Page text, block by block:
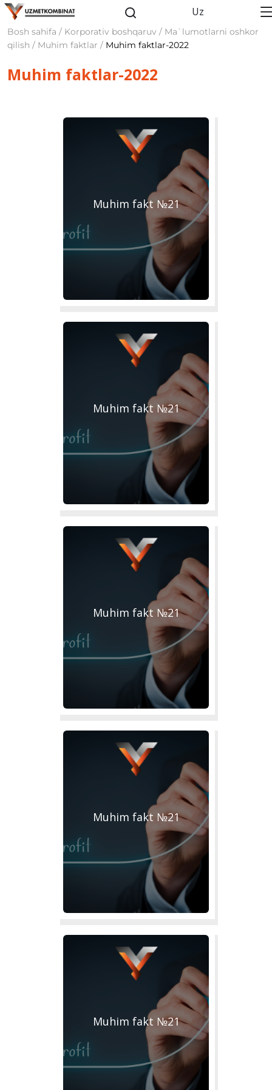
Uz
Bosh sahifa / Korporativ boshqaruv / Ma`lumotlarni oshkor
qilish / Muhim faktlar / Muhim faktlar-2022
Muhim faktlar-2022
Muhim fakt №21
Muhim fakt №21
Muhim fakt №21
Muhim fakt №21
Muhim fakt №21